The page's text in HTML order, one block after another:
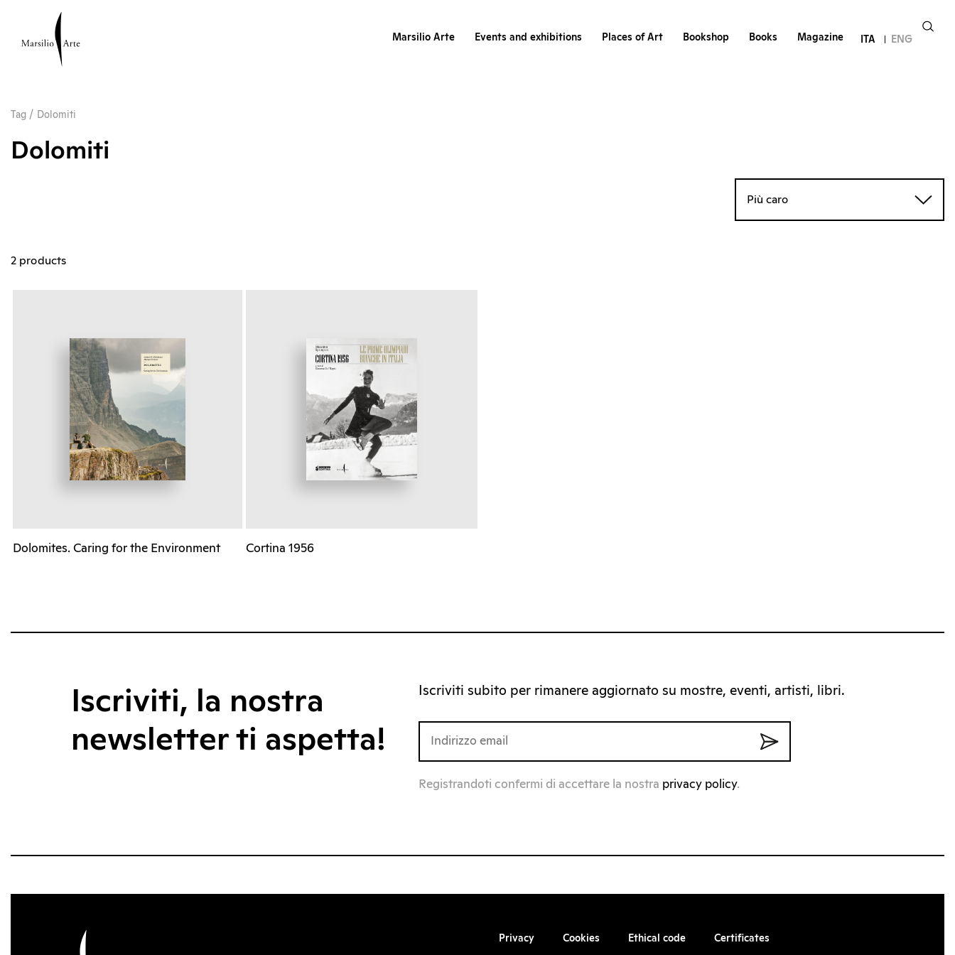
Marsilio Arte Events and exhibitions Places of Art Bookshop Books Magazine ITA ENG
Tag / Dolomiti
Dolomiti
Più caro
2 products
Dolomites. Caring for the Environment Cortina 1956
Iscriviti, la nostra
newsletter ti aspetta!
Iscriviti subito per rimanere aggiornato su mostre, eventi, artisti, libri.
Registrandoti confermi di accettare la nostra privacy policy.
Privacy Cookies Ethical code Certificates